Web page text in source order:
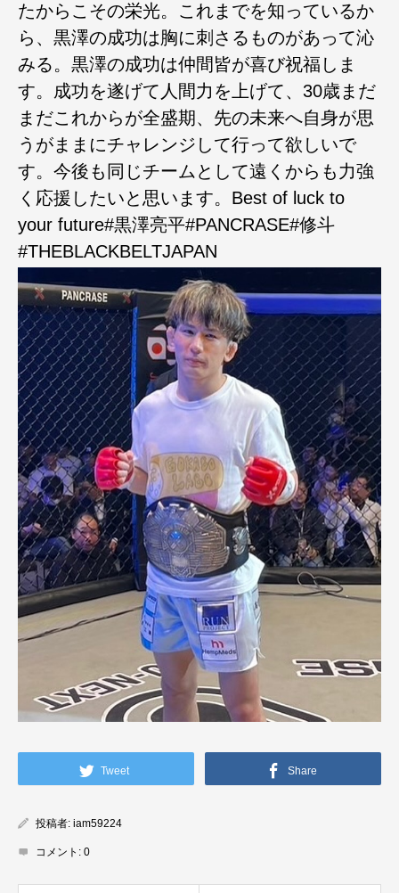
たからこその栄光。これまでを知っているか
ら、黒澤の成功は胸に刺さるものがあって沁
みる。黒澤の成功は仲間皆が喜び祝福しま
す。成功を遂げて人間力を上げて、30歳まだ
まだこれからが全盛期、先の未来へ自身が思
うがままにチャレンジして行って欲しいで
す。今後も同じチームとして遠くからも力強
く応援したいと思います。Best of luck to
your future#黒澤亮平#PANCRASE#修斗
#THEBLACKBELTJAPAN
Tweet Share
投稿者: iam59224
コメント: 0